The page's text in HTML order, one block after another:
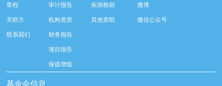
公益项目优势，把帮扶资源更精准地向
索适配新时代公益环境的创新路径，联
动更多社会爱心力量，搭建更透明、更
阔的角落，用实际行动践行"取之于社
会、用之于社会"的公益承诺。未来，
余彭年慈善基金会将在新一届理事会的
带领下，以更饱满的热忱投身公益慈善
暗，行动受限再加上双目近乎失明，老
人常常对往后的生活满心忧虑。得益于
去年项目开展的右眼手术，如今他的右
眼重获视力，平日里能够看清手机屏
幕，简单的日常起居也可以自己打理不
少。聊天的时候季爷爷语气满是庆
幸：“本来走路就不利索，要是双眼都
看不见，真的不敢设想往后的日子。现
流程就诊环节。 探访结束后，我们一行
开始对参与项目的患者进行了随机的回
项目的患者进行了随机的回访。居住在
松山区三道井子村的王奶奶左眼一直视
检查治疗。村里的赵书记在走访过程中
见，另一只眼睛的视力也越来越差。以
前，他看不清鱼塘的水位，也分不清菜
术后，眼睛亮堂多了！”老人笑着说。
现在，他能清楚地看到鱼塘里鱼儿游动
杂草。尽管手部有残疾，但他在田埂上
章程
关联方
联系我们
审计报告
机构资质
财务报告
项目报告
保值增值
疾病救助
其他资助
微博
微信公众号
基金会信息